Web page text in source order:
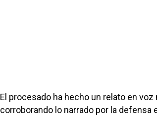
El procesado ha hecho un relato en
corroborando lo narrado por la